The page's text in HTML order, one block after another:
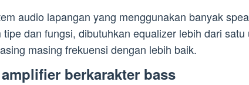
audio lapangan yang menggunakan banyak
dan fungsi, dibutuhkan equalizer lebih dari satu
masing frekuensi dengan lebih baik.
berkarakter bass